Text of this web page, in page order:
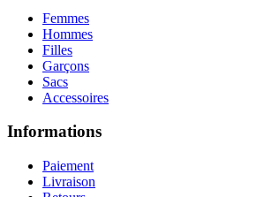
Femmes
Hommes
Filles
Garçons
Sacs
Accessoires
Informations
Paiement
Livraison